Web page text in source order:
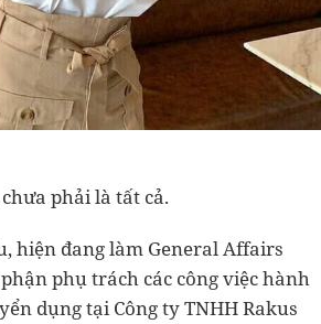
phải là tất cả.
hiện đang làm General Affairs
phụ trách các công việc hành
dụng tại Công ty TNHH Rakus